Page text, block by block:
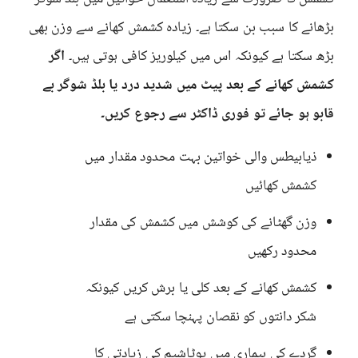
بڑھانے کا سبب بن سکتا ہے۔ زیادہ کشمش کھانے سے وزن بھی
بڑھ سکتا ہے کیونکہ اس میں کیلوریز کافی ہوتی ہیں۔ اگر
کشمش کھانے کے بعد پیٹ میں شدید درد یا بلڈ شوگر بے
قابو ہو جائے تو فوری ڈاکٹر سے رجوع کریں۔
ذیابیطس والی خواتین بہت محدود مقدار میں
کشمش کھائیں
وزن گھٹانے کی کوشش میں کشمش کی مقدار
محدود رکھیں
کشمش کھانے کے بعد کلی یا برش کریں کیونکہ
شکر دانتوں کو نقصان پہنچا سکتی ہے